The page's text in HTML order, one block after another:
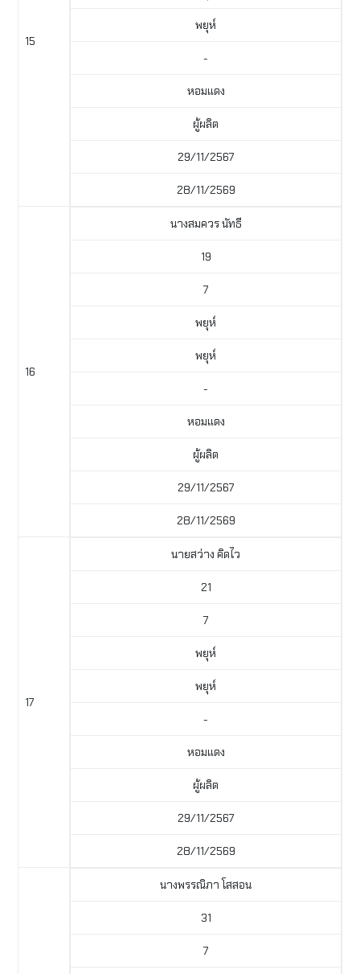
15
พยุห์
-
หอมแดง
ผู้ผลิต
29/11/2567
28/11/2569
16
นางสมควร นัทธี
19
7
พยุห์
พยุห์
-
หอมแดง
ผู้ผลิต
29/11/2567
28/11/2569
17
นายสว่าง คิดไว
21
7
พยุห์
พยุห์
-
หอมแดง
ผู้ผลิต
29/11/2567
28/11/2569
นางพรรณิภา โสสอน
31
7